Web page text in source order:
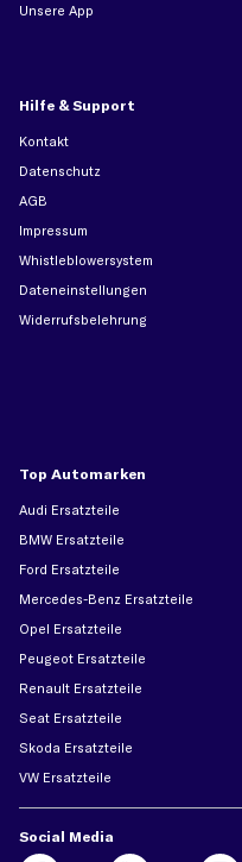
Unsere App
Hilfe & Support
Kontakt
Datenschutz
AGB
Impressum
Whistleblowersystem
Dateneinstellungen
Widerrufsbelehrung
Top Automarken
Audi Ersatzteile
BMW Ersatzteile
Ford Ersatzteile
Mercedes-Benz Ersatzteile
Opel Ersatzteile
Peugeot Ersatzteile
Renault Ersatzteile
Seat Ersatzteile
Skoda Ersatzteile
VW Ersatzteile
Social Media